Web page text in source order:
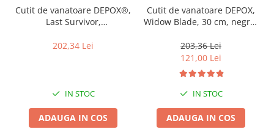
Cutit de vanatoare DEPOX®,
Last Survivor,
cm, teaca inclusa
202,34 Lei
IN STOC
ADAUGA IN COS
Cutit de vanatoare DEPOX,
Widow Blade, 30 cm, negru,
203,36 Lei
121,00 Lei
IN STOC
ADAUGA IN COS